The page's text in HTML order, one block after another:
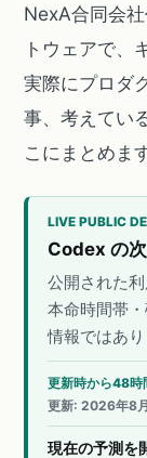
NexA合同会
トウェアで、
実際にプロダ
事、考えてい
こにまとめます
LIVE PUBLIC
Codex の
公開された
本命時間帯
情報ではあり
更新時から48時
更新:2026年8
現在の予測を